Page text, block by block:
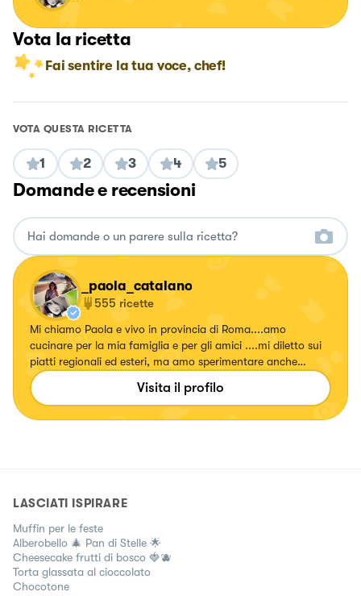
Vota la ricetta
Fai sentire la tua voce, chef!
VOTA QUESTA RICETTA
1 2 3 4 5
Domande e recensioni
_paola_catalano
555 ricette
Mi chiamo Paola e vivo in provincia di Roma....amo
cucinare per la mia famiglia e per gli amici ....mi diletto sui
piatti regionali ed esteri, ma amo sperimentare anche
ricette con erbe e fiori, confetture e liquori. Seguitemi!!!!
Su... #fattierifattiamodomioVisita il profilo
LASCIATI ISPIRARE
Muffin per le feste
Alberobello 🎄 Pan di Stelle 🌟
Cheesecake frutti di bosco 🍓🫐
Torta glassata al cioccolato
Chocotone